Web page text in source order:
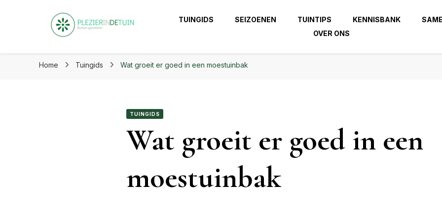
Plezier in de tuin | Haal het beste uit je tuin!
Plezier in de tuin | Haal het beste uit je
TUINGIDS SEIZOENEN TUINTIPS KENNISBANK
OVER ONS
Home Tuingids Wat groeit er goed in een moestuinbak
TUINGIDS
Wat groeit er goed in een
moestuinbak